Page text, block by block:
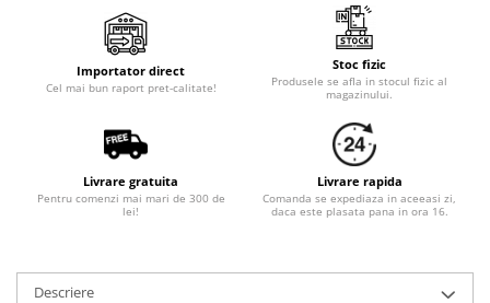
Importator direct
Cel mai bun raport pret-calitate!
Stoc fizic
Produsele se afla in stocul fizic al
magazinului.
Livrare gratuita
Pentru comenzi mai mari de 300 de
lei!
Livrare rapida
Comanda se expediaza in aceeasi zi,
daca este plasata pana in ora 16.
Descriere